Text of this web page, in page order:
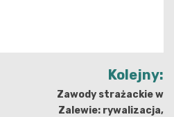
Kolejny:
Zawody strażackie w
Zalewie: rywalizacja,